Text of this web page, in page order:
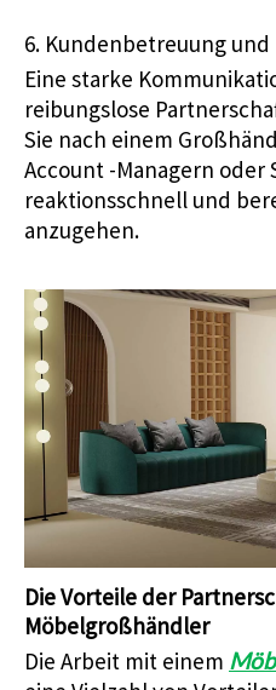
6. Kundenbetreuung
Eine starke
reibungslose
Sie nach einem
Account -Managern oder
reaktionsschnell und
anzugehen.
Die Vorteile der
Möbelgroßhändler
Die Arbeit mit einem